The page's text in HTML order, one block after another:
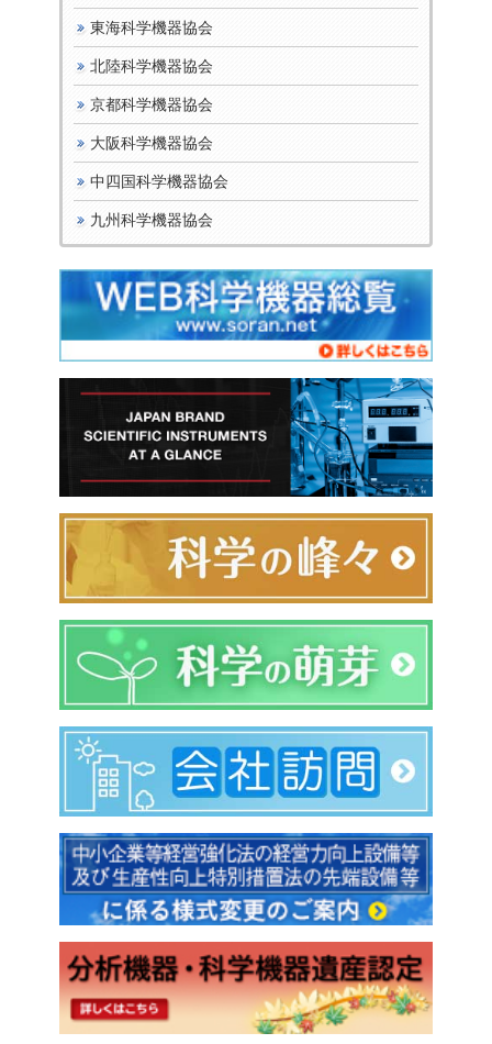
東海科学機器協会
北陸科学機器協会
京都科学機器協会
大阪科学機器協会
中四国科学機器協会
九州科学機器協会